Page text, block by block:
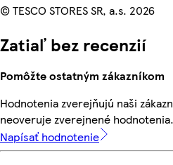
© TESCO STORES SR, a.s. 2026
Zatiaľ bez recenzií
Pomôžte ostatným zákazníkom
Hodnotenia zverejňujú naši
neoveruje zverejnené hodnotenia.
Napísať hodnotenie